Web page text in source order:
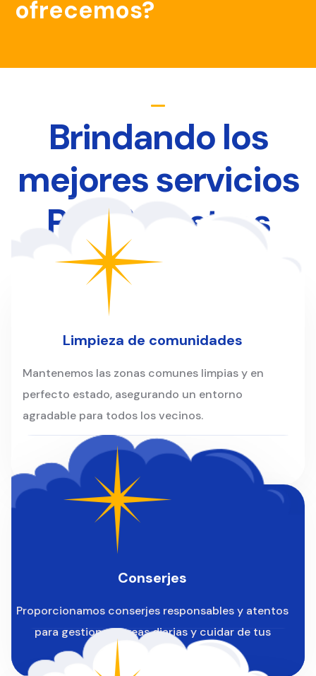
ofrecemos?
Brindando los
mejores servicios
Para Nuestros
Clientes
Limpieza de comunidades
Mantenemos las zonas comunes limpias y en
perfecto estado, asegurando un entorno
agradable para todos los vecinos.
Conserjes
Proporcionamos conserjes responsables y atentos
para gestionar tareas diarias y cuidar de tus
instalaciones.